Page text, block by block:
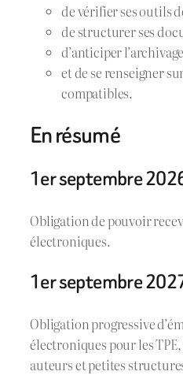
de vérifier ses outils
de structurer ses
d’anticiper
et de se renseigner
compatibles.
En résumé
1er septembre
Obligation de pouvoir
électroniques.
1er septembre
Obligation progressive
électroniques pour les
auteurs et petites